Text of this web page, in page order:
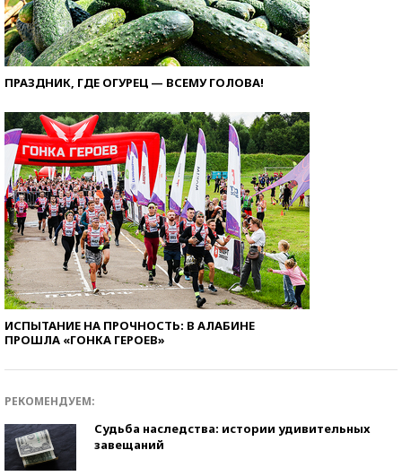
ПРАЗДНИК, ГДЕ ОГУРЕЦ — ВСЕМУ ГОЛОВА!
ИСПЫТАНИЕ НА ПРОЧНОСТЬ: В АЛАБИНЕ
ПРОШЛА «ГОНКА ГЕРОЕВ»
РЕКОМЕНДУЕМ:
Судьба наследства: истории удивительных
завещаний